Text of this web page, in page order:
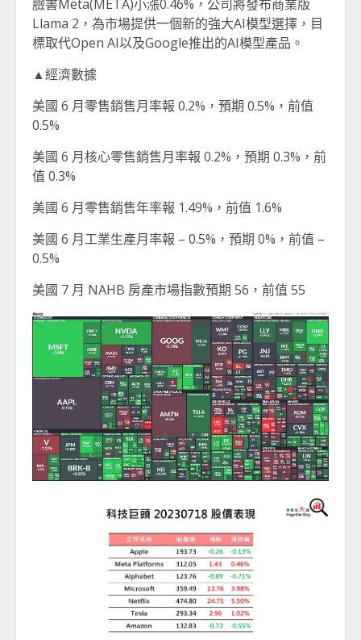
臉書Meta(META)小漲0.46%，公司將發布商業版
Llama 2，為市場提供一個新的強大AI模型選擇，目
標取代Open AI以及Google推出的AI模型產品。
▲經濟數據
美國 6 月零售銷售月率報 0.2%，預期 0.5%，前值
0.5%
美國 6 月核心零售銷售月率報 0.2%，預期 0.3%，前
值 0.3%
美國 6 月零售銷售年率報 1.49%，前值 1.6%
美國 6 月工業生產月率報 – 0.5%，預期 0%，前值 –
0.5%
美國 7 月 NAHB 房產市場指數預期 56，前值 55